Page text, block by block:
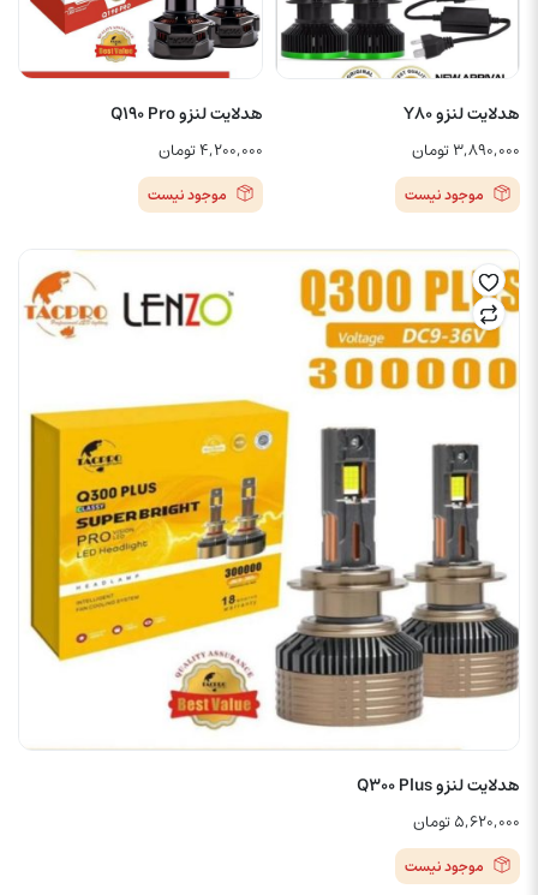
هدلایت لنزو Y80
۳,۸۹۰,۰۰۰تومان
موجود نیست
هدلایت لنزو Q190 Pro
۴,۲۰۰,۰۰۰تومان
موجود نیست
هدلایت لنزو Q300 Plus
۵,۶۲۰,۰۰۰تومان
موجود نیست